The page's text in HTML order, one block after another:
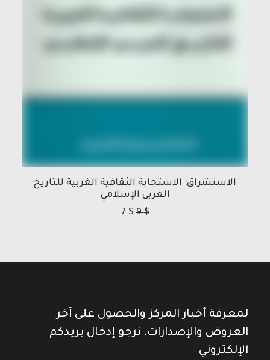
الاستشراق: الاستجابة الثقافية الغربية للتاريخ
العربي الإسلامي
9$
7 $
لمعرفة أخبار المركز والحصول على آخر
العروض والإصدارات، نرجو إدخال بريدكم
الإلكتروني